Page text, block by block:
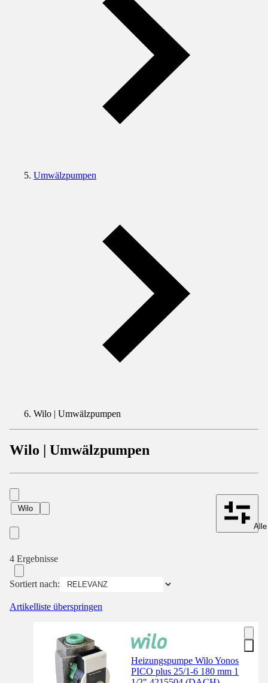
Umwälzpumpen
Wilo | Umwälzpumpen
Wilo | Umwälzpumpen
Wilo
4 Ergebnisse
Sortiert nach:
Artikelliste überspringen
Heizungspumpe Wilo Yonos
PICO plus 25/1-6 180 mm 1